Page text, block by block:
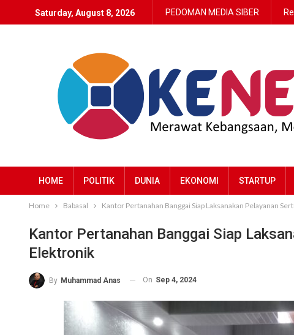
Saturday, August 8, 2026 PEDOMAN MEDIA SIBER
HOME POLITIK DUNIA EKONOMI STARTUP
Home Babasal Kantor Pertanahan Banggai Siap Laksanakan Pelayanan
Kantor Pertanahan Banggai Siap
Elektronik
By Muhammad Anas On Sep 4, 2024